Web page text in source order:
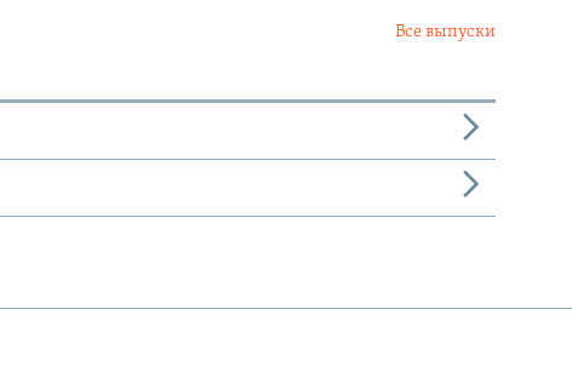
Все выпуски